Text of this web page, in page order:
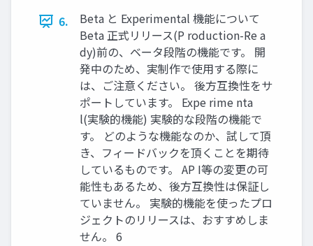
6.
Beta と Experimental 機能について
Beta 正式リリース(P roduction-Re a
dy)前の、ベータ段階の機能です。 開
発中のため、実制作で使用する際に
は、ご注意ください。 後方互換性をサ
ポートしています。 Expe rime nta
l(実験的機能) 実験的な段階の機能で
す。 どのような機能なのか、試して頂
き、フィードバックを頂くことを期待
しているものです。 AP I等の変更の可
能性もあるため、後方互換性は保証し
ていません。 実験的機能を使ったプロ
ジェクトのリリースは、おすすめしま
せん。 6